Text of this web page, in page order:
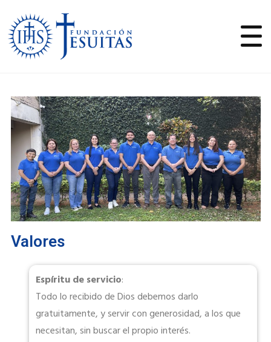
Valores
Espíritu de servicio:
Todo lo recibido de Dios debemos darlo
gratuitamente, y servir con generosidad, a los que
necesitan, sin buscar el propio interés.